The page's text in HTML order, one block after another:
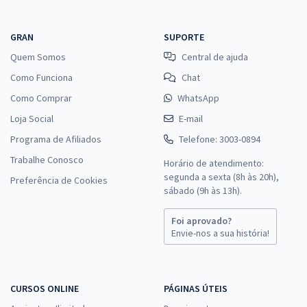
GRAN
Quem Somos
Como Funciona
Como Comprar
Loja Social
Programa de Afiliados
Trabalhe Conosco
Preferência de Cookies
SUPORTE
Central de ajuda
Chat
WhatsApp
E-mail
Telefone: 3003-0894
Horário de atendimento:
segunda a sexta (8h às 20h),
sábado (9h às 13h).
Foi aprovado?
Envie-nos a sua história!
CURSOS ONLINE
PÁGINAS ÚTEIS